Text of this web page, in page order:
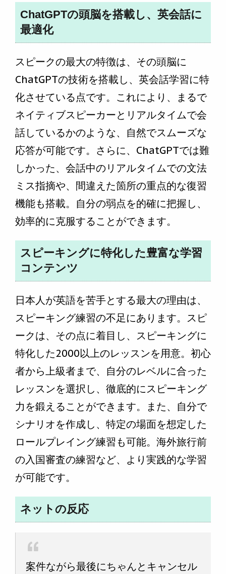
ChatGPTの頭脳を搭載し、英会話に
最適化
スピークの最大の特徴は、その頭脳に
ChatGPTの技術を搭載し、英会話学習に特
化させている点です。これにより、まるで
ネイティブスピーカーとリアルタイムで会
話しているかのような、自然でスムーズな
応答が可能です。さらに、ChatGPTでは難
しかった、会話中のリアルタイムでの文法
ミス指摘や、間違えた箇所の重点的な復習
機能も搭載。自分の弱点を的確に把握し、
効率的に克服することができます。
スピーキングに特化した豊富な学習
コンテンツ
日本人が英語を苦手とする最大の理由は、
スピーキング練習の不足にあります。スピ
ークは、その点に着目し、スピーキングに
特化した2000以上のレッスンを用意。初心
者から上級者まで、自分のレベルに合った
レッスンを選択し、徹底的にスピーキング
力を鍛えることができます。また、自分で
シナリオを作成し、特定の場面を想定した
ロールプレイング練習も可能。海外旅行前
の入国審査の練習など、より実践的な学習
が可能です。
ネットの反応
案件ながら最後にちゃんとキャンセル